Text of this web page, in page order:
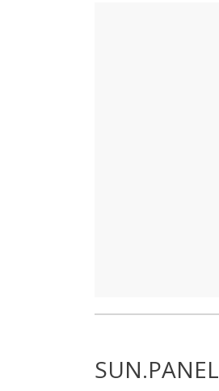
SUN.PANEL